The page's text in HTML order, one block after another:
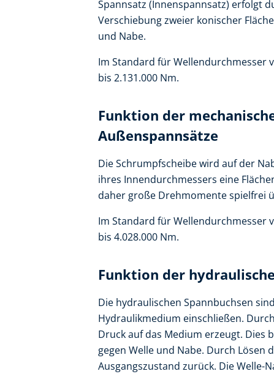
Spannsatz (Innenspannsatz) erfolgt
Verschiebung zweier konischer
und Nabe.
Im Standard für Wellendurchmesser
bis 2.131.000 Nm.
Funktion der
Außenspannsätze
Die Schrumpfscheibe wird auf der
ihres Innendurchmessers eine
daher große Drehmomente spielfrei
Im Standard für Wellendurchmesser
bis 4.028.000 Nm.
Funktion der
Die hydraulischen Spannbuchsen
Hydraulikmedium einschließen.
Druck auf das Medium erzeugt. Dies
gegen Welle und Nabe. Durch Lösen
Ausgangszustand zurück. Die